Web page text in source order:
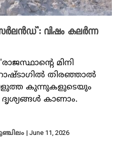
വിഷം കല‍ർന്ന
മിനി
തിരഞ്ഞാൽ
കുന്നുകളുടെയും
കാണാം.
| June 11, 2026